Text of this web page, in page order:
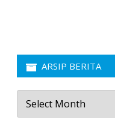
ARSIP BERITA
Arsip
Berita